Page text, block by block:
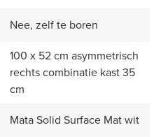
Nee, zelf te boren
100 x 52 cm asymmetrisch
rechts combinatie kast 35
cm
Mata Solid Surface Mat wit